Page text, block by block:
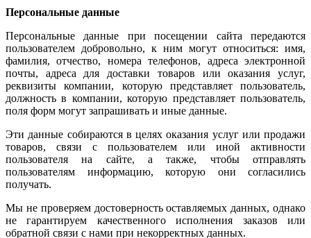
Персональные данные
Персональные данные при посещении сайта передаются
пользователем добровольно, к ним могут относиться: имя,
фамилия, отчество, номера телефонов, адреса электронной
почты, адреса для доставки товаров или оказания услуг,
реквизиты компании, которую представляет пользователь,
должность в компании, которую представляет пользователь,
поля форм могут запрашивать и иные данные.
Эти данные собираются в целях оказания услуг или продажи
товаров, связи с пользователем или иной активности
пользователя на сайте, а также, чтобы отправлять
пользователям информацию, которую они согласились
получать.
Мы не проверяем достоверность оставляемых данных, однако
не гарантируем качественного исполнения заказов или
обратной связи с нами при некорректных данных.